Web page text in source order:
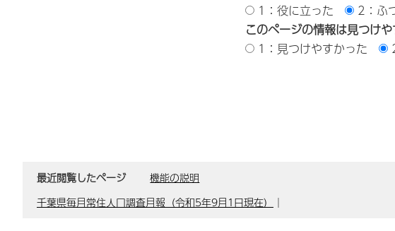
1：役に立った
2：ふ
このページの情報は見つけ
1：見つけやすかった
最近閲覧したページ
機能の説明
千葉県毎月常住人口調査月報（令和5年9月1日現在）
｜